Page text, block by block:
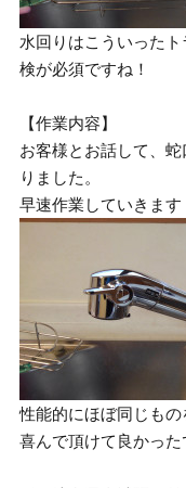
水回りはこういった
検が必須ですね！
【作業内容】
お客様とお話して、
りました。
早速作業していきます
性能的にほぼ同じもの
喜んで頂けて良かった